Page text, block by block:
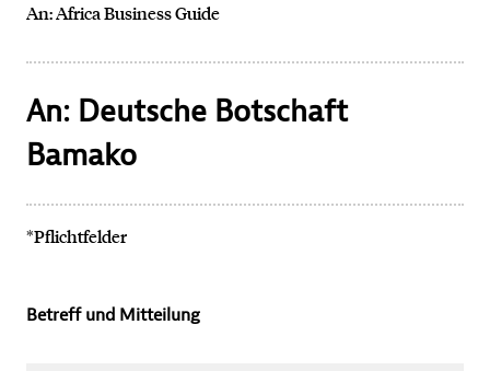
An: Africa Business Guide
An: Deutsche Botschaft
Bamako
*Pflichtfelder
Betreff und Mitteilung